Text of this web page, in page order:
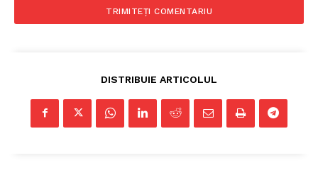
DISTRIBUIE ARTICOLUL